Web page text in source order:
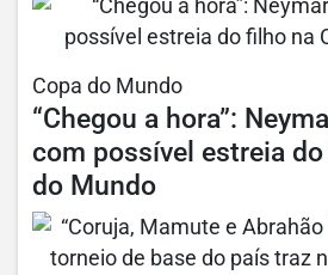
Copa do Mundo
“Chegou a hora”:
com possível estreia
do Mundo